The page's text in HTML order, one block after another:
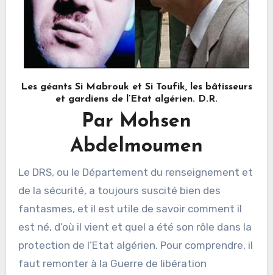
Les géants Si Mabrouk et Si Toufik, les bâtisseurs
et gardiens de l’Etat algérien. D.R.
Par Mohsen
Abdelmoumen
Le DRS, ou le Département du renseignement et
de la sécurité, a toujours suscité bien des
fantasmes, et il est utile de savoir comment il
est né, d’où il vient et quel a été son rôle dans la
protection de l’Etat algérien. Pour comprendre, il
faut remonter à la Guerre de libération